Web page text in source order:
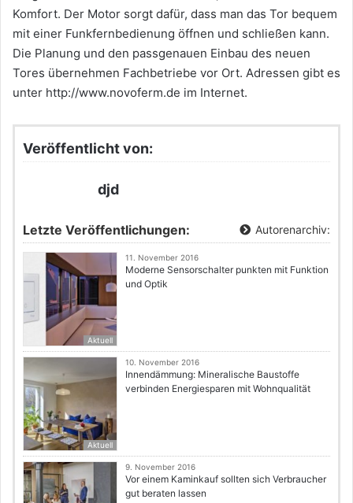
Komfort. Der Motor sorgt dafür, dass man das Tor bequem
mit einer Funkfernbedienung öffnen und schließen kann.
Die Planung und den passgenauen Einbau des neuen
Tores übernehmen Fachbetriebe vor Ort. Adressen gibt es
unter http://www.novoferm.de im Internet.
Veröffentlicht von:
djd
Letzte Veröffentlichungen: Autorenarchiv:
Aktuell
11. November 2016
Moderne Sensorschalter punkten mit Funktion
und Optik
Aktuell
10. November 2016
Innendämmung: Mineralische Baustoffe
verbinden Energiesparen mit Wohnqualität
9. November 2016
Vor einem Kaminkauf sollten sich Verbraucher
gut beraten lassen